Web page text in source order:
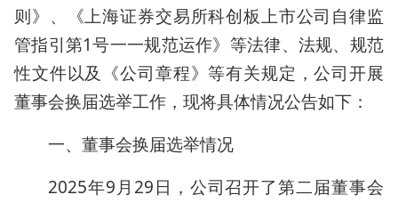
则》、《上海证券交易所科创板上市公司自律监
管指引第1号一一规范运作》等法律、法规、规范
性文件以及《公司章程》等有关规定，公司开展
董事会换届选举工作，现将具体情况公告如下：
一、董事会换届选举情况
2025年9月29日，公司召开了第二届董事会